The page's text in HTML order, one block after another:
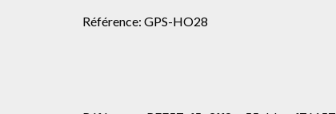
Référence: GPS-HO28